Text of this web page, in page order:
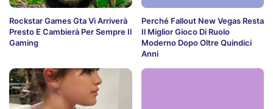
Rockstar Games Gta Vi Arriverà
Presto E Cambierà Per Sempre Il
Gaming
Perché Fallout New Vegas Resta
Il Miglior Gioco Di Ruolo
Moderno Dopo Oltre Quindici
Anni